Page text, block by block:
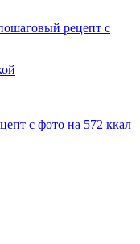
рецепт с
с фото на 572 ккал